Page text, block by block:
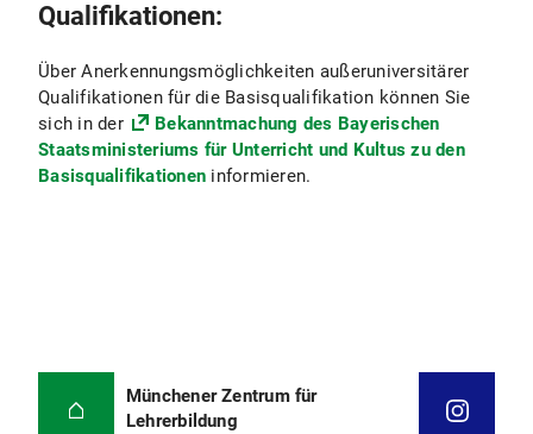
Qualifikationen:
Über Anerkennungsmöglichkeiten außeruniversitärer
Qualifikationen für die Basisqualifikation können Sie
sich in der
Bekanntmachung des Bayerischen
Staatsministeriums für Unterricht und Kultus zu den
Basisqualifikationen informieren.
Münchener Zentrum für
Lehrerbildung